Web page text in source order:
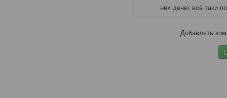
них денег всё таки
Добавлять